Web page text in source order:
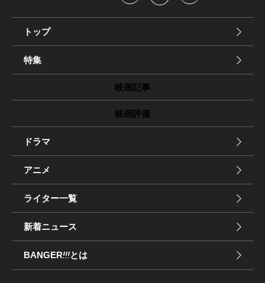
トップ
特集
映画記事
映画評価
ドラマ
アニメ
ライター一覧
新着ニュース
BANGER!!!とは